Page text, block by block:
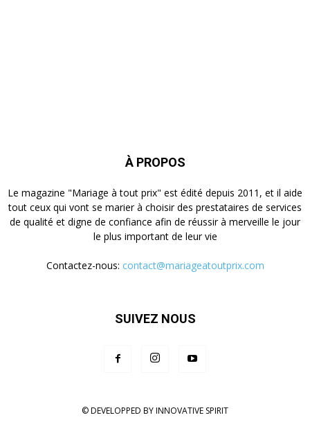
À PROPOS
Le magazine "Mariage à tout prix" est édité depuis 2011, et il aide
tout ceux qui vont se marier à choisir des prestataires de services
de qualité et digne de confiance afin de réussir à merveille le jour
le plus important de leur vie
Contactez-nous: contact@mariageatoutprix.com
SUIVEZ NOUS
© DEVELOPPED BY INNOVATIVE SPIRIT